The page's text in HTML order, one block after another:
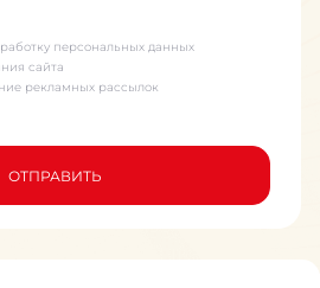
персональных данных
сайта
рекламных рассылок
ОТПРАВИТЬ